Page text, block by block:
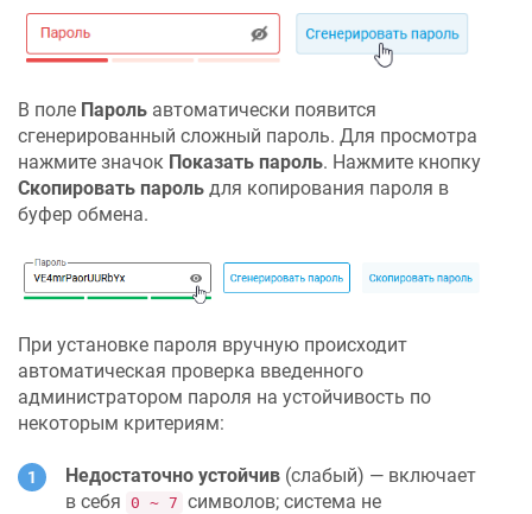
В поле Пароль автоматически появится
сгенерированный сложный пароль. Для просмотра
нажмите значок Показать пароль. Нажмите кнопку
Скопировать пароль для копирования пароля в
буфер обмена.
При установке пароля вручную происходит
автоматическая проверка введенного
администратором пароля на устойчивость по
некоторым критериям:
Недостаточно устойчив (слабый) — включает
в себя 0 ~ 7 символов; система не